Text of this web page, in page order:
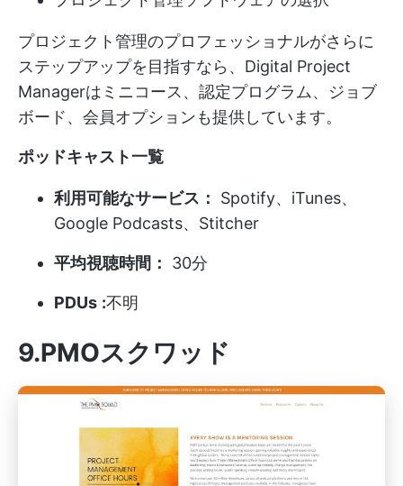
プロジェクト管理のプロフェッショナルがさらに
ステップアップを目指すなら、Digital Project
Managerはミニコース、認定プログラム、ジョブ
ボード、会員オプションも提供しています。
ポッドキャスト一覧
利用可能なサービス：
Spotify、iTunes、
Google Podcasts、Stitcher
平均視聴時間： 30分
PDUs :不明
9.PMOスクワッド